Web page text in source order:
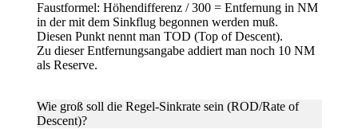
Faustformel: Höhendifferenz / 300 = Entfernung in NM
in der mit dem Sinkflug begonnen werden muß.
Diesen Punkt nennt man TOD (Top of Descent).
Zu dieser Entfernungsangabe addiert man noch 10 NM
als Reserve.
Wie groß soll die Regel-Sinkratesein (ROD/Rate of
Descent)?